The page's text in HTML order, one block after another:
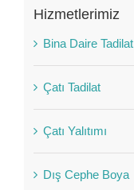
Hizmetlerimiz
Bina Daire Tadilat
Çatı Tadilat
Çatı Yalıtımı
Dış Cephe Boya